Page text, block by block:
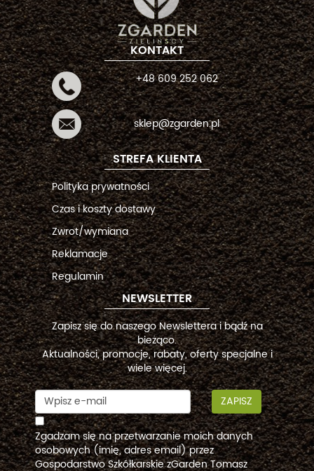
KONTAKT
+48 609 252 062
sklep@zgarden.pl
STREFA KLIENTA
Polityka prywatności
Czas i koszty dostawy
Zwrot/wymiana
Reklamacje
Regulamin
NEWSLETTER
Zapisz się do naszego Newslettera i bądź na
bieżąco.
Aktualności, promocje, rabaty, oferty specjalne i
wiele więcej.
ZAPISZ
Zgadzam się na przetwarzanie moich danych
osobowych (imię, adres email) przez
Gospodarstwo Szkółkarskie zGarden Tomasz